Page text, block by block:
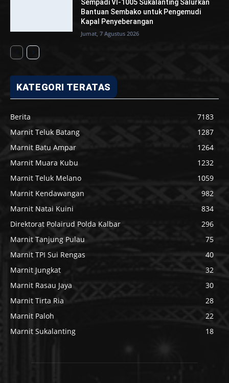
Sempadi VI-1005 Sukalanting Salurkan
Bantuan Sembako untuk Pengemudi
Kapal Penyeberangan
Jumat, 7 Agustus 2026
KATEGORI TERATAS
Berita
7183
Marnit Teluk Batang
1287
Marnit Batu Ampar
1264
Marnit Muara Kubu
1232
Marnit Teluk Melano
1059
Marnit Kendawangan
982
Marnit Natai Kuini
834
Direktorat Polairud Polda Kalbar
296
Marnit Tanjung Pulau
75
Marnit TPI Sui Rengas
40
Marnit Jungkat
32
Marnit Rasau Jaya
30
Marnit Tirta Ria
28
Marnit Paloh
22
Marnit Sukalanting
18